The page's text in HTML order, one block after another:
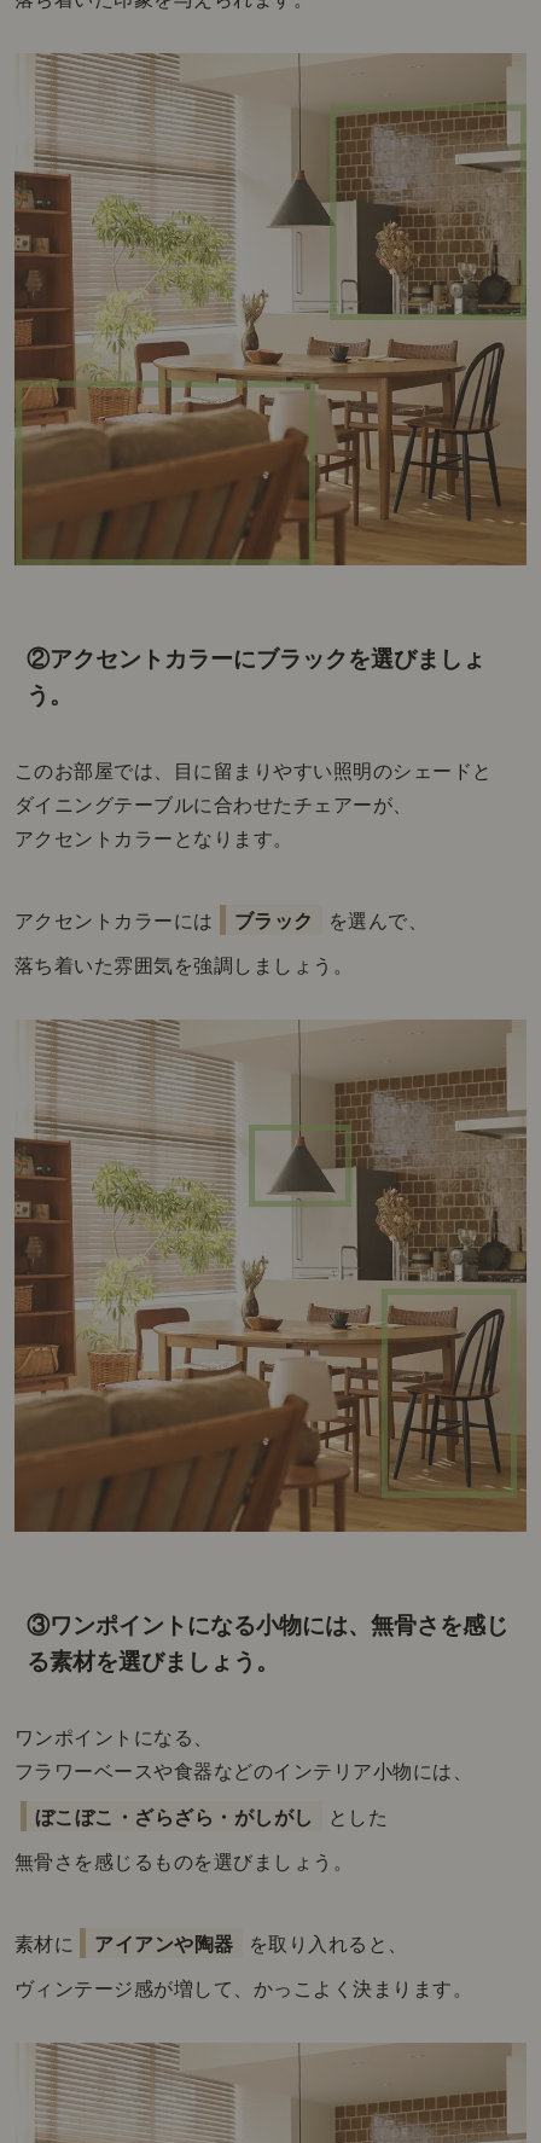
②アクセントカラーにブラックを選びましょ
う。
このお部屋では、目に留まりやすい照明のシェードと
ダイニングテーブルに合わせたチェアーが、
アクセントカラーとなります。
アクセントカラーには ブラック を選んで、
落ち着いた雰囲気を強調しましょう。
③ワンポイントになる小物には、無骨さを感じ
る素材を選びましょう。
ワンポイントになる、
フラワーベースや食器などのインテリア小物には、
ぼこぼこ・ざらざら・がしがし とした
無骨さを感じるものを選びましょう。
素材に アイアンや陶器 を取り入れると、
ヴィンテージ感が増して、かっこよく決まります。